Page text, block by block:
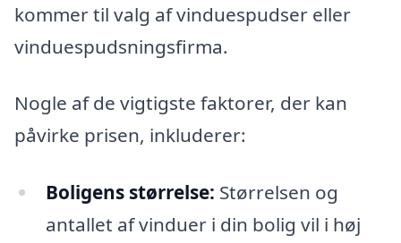
kommer til valg af vinduespudser eller
vinduespudsningsfirma.
Nogle af de vigtigste faktorer, der kan
påvirke prisen, inkluderer:
Boligens størrelse: Størrelsen og
antallet af vinduer i din bolig vil i høj